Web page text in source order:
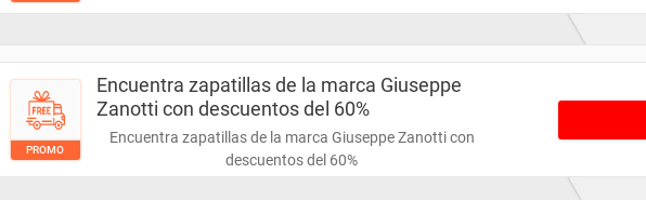
PROMO
Encuentra zapatillas de la marca Giuseppe
Zanotti con descuentos del 60%
Encuentra zapatillas de la marca Giuseppe Zanotti con
descuentos del 60%